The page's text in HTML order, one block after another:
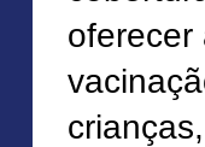
oferecer